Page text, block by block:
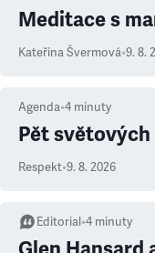
Meditace s
Kateřina Švermová•9. 8.
Agenda•4 minuty
Pět světových
Respekt•9. 8. 2026
Editorial •4 minuty